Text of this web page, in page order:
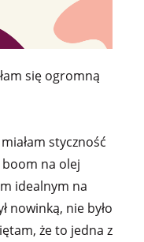
się ogromną
styczność
boom na olej
idealnym na
nowinką, nie było
że to jedna z